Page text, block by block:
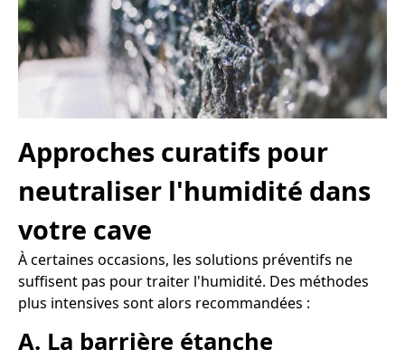
Approches curatifs pour
neutraliser l'humidité dans
votre cave
À certaines occasions, les solutions préventifs ne
suffisent pas pour traiter l'humidité. Des méthodes
plus intensives sont alors recommandées :
A. La barrière étanche